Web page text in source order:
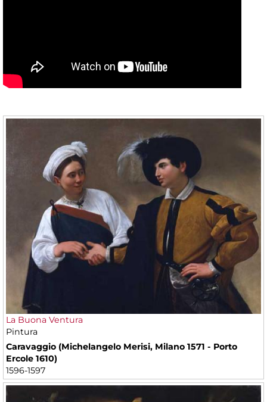
La Buona Ventura
Pintura
Caravaggio (Michelangelo Merisi, Milano 1571 - Porto
Ercole 1610)
1596-1597